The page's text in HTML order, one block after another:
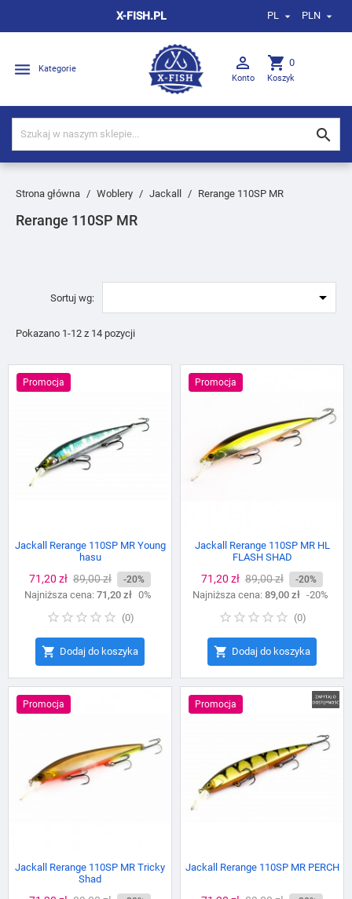
X-FISH.PL PL  PLN 
 Kategorie 
Konto
shopping_cart 0
Koszyk

Strona główna Woblery Jackall Rerange 110SP MR
Rerange 110SP MR
Sortuj wg: 
Pokazano 1-12 z 14 pozycji
Promocja
Jackall Rerange 110SP MR Young
hasu
Cena
71,20 zł Cena
podstawowa
89,00 zł -20%
Najniższa cena: 71,20 zł 0%
(0)
 Dodaj do koszyka
Promocja
Jackall Rerange 110SP MR HL
FLASH SHAD
Cena
71,20 zł Cena
podstawowa
89,00 zł -20%
Najniższa cena: 89,00 zł -20%
(0)
 Dodaj do koszyka
Promocja
Jackall Rerange 110SP MR Tricky
Shad
Promocja
Jackall Rerange 110SP MR PERCH